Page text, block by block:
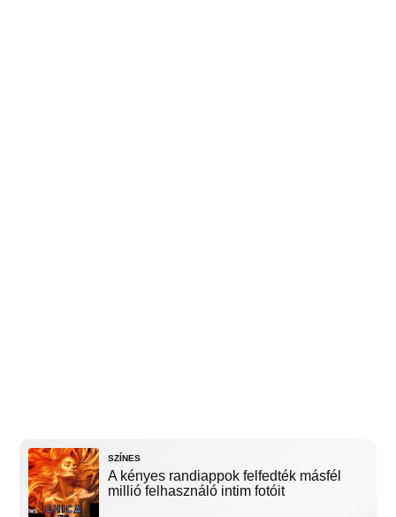
SZÍNES
A kényes randiappok felfedték másfél
millió felhasználó intim fotóit